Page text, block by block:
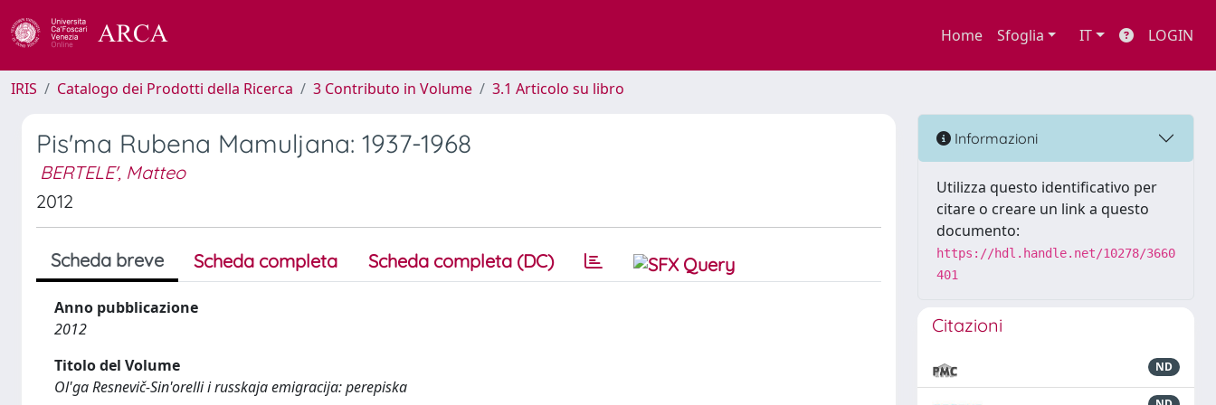
Home Sfoglia IT LOGIN
IRIS Catalogo dei Prodotti della Ricerca 3 Contributo in Volume 3.1 Articolo su libro
Pis'ma Rubena Mamuljana: 1937-1968
BERTELE', Matteo
2012
Scheda breve Scheda completa Scheda completa (DC)
Anno pubblicazione
2012
Titolo del Volume
Ol'ga Resnevič-Sin'orelli i russkaja emigracija: perepiska
Informazioni
Utilizza questo identificativo per
citare o creare un link a questo
documento:
https://hdl.handle.net/10278/3660
401
Citazioni
ND